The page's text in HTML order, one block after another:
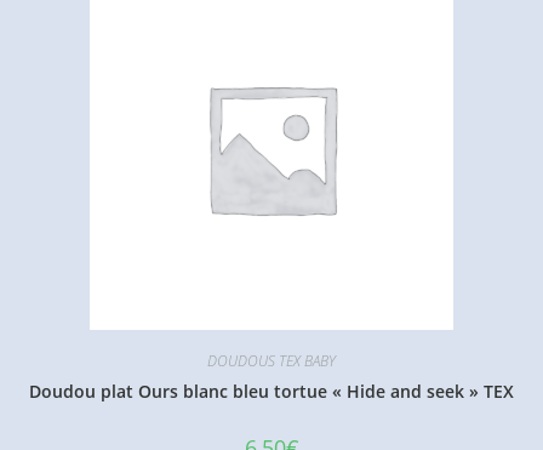
DOUDOUS TEX BABY
Doudou plat Ours blanc bleu tortue « Hide and seek » TEX